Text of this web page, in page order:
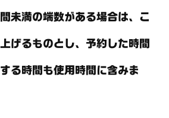
未満の端数がある場合は、こ
げるものとし、予約した時間
る時間も使用時間に含みま